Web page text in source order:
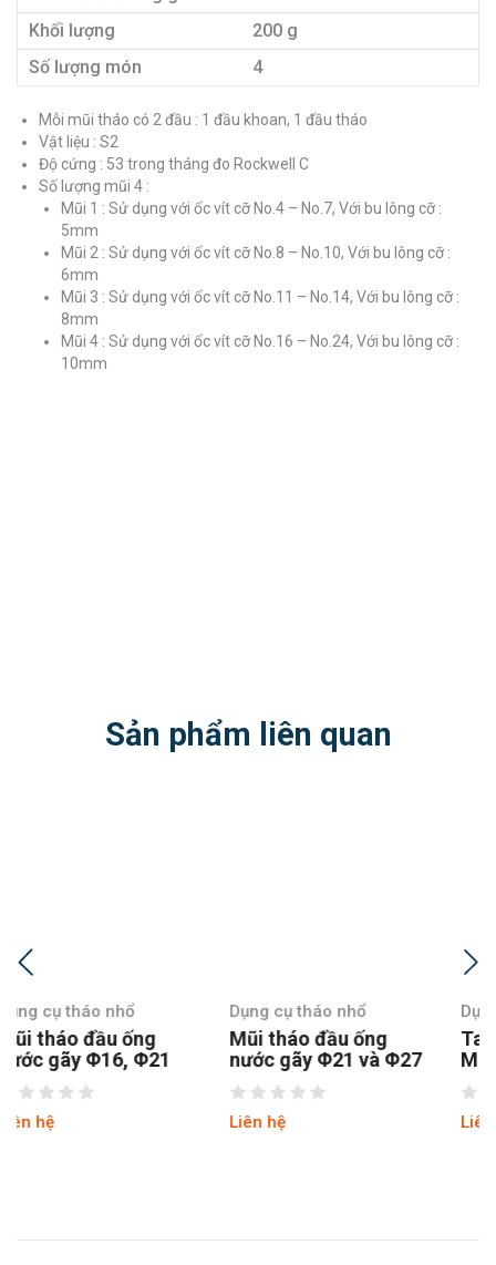
Khối lượng
200 g
Số lượng món
4
Mỗi mũi tháo có 2 đầu : 1 đầu khoan, 1 đầu tháo
Vật liệu : S2
Độ cứng : 53 trong tháng đo Rockwell C
Số lượng mũi 4 :
Mũi 1 : Sử dụng với ốc vít cỡ No.4 – No.7, Với bu lông cỡ :
5mm
Mũi 2 : Sử dụng với ốc vít cỡ No.8 – No.10, Với bu lông cỡ :
6mm
Mũi 3 : Sử dụng với ốc vít cỡ No.11 – No.14, Với bu lông cỡ :
8mm
Mũi 4 : Sử dụng với ốc vít cỡ No.16 – No.24, Với bu lông cỡ :
10mm
Sản phẩm liên quan
Dụng cụ tháo nhổ
Mũi tháo đầu ống
nước gãy Φ21 và Φ27
Liên hệ
Dụng cụ tháo nhổ
Tay quay kẹp 5 điểm
M7-M9
Liên hệ